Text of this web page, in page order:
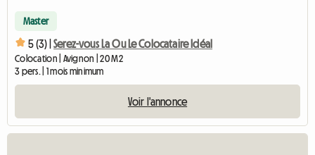
Master
5 (3) | Serez-vous La Ou Le Colocataire Idéal
Colocation | Avignon | 20 M2
3 pers. | 1 mois minimum
Voir l'annonce